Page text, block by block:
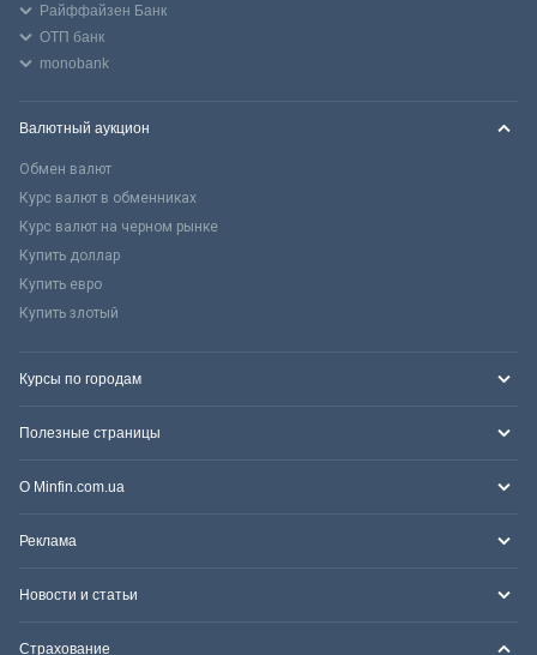
Райффайзен Банк
ОТП банк
monobank
Валютный аукцион
Обмен валют
Курс валют в обменниках
Курс валют на черном рынке
Купить доллар
Купить евро
Купить злотый
Курсы по городам
Полезные страницы
О Minfin.com.ua
Реклама
Новости и статьи
Страхование